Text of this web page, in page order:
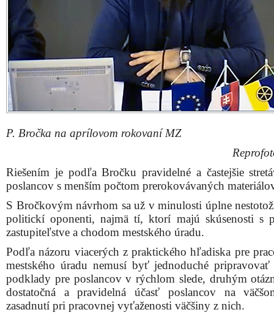
P. Bročka na aprílovom rokovaní MZ
Riešením je podľa Bročku pravidelné a častejšie
poslancov s menším počtom prerokovávaných
S Bročkovým návrhom sa už v minulosti úplne
politickí oponenti, najmä tí, ktorí majú skúsenosti s
zastupiteľstve a chodom mestského úradu.
Podľa názoru viacerých z praktického hľadiska pre
mestského úradu nemusí byť jednoduché
podklady pre poslancov v rýchlom slede, druhým
dostatočná a pravidelná účasť poslancov na
zasadnutí pri pracovnej vyťaženosti väčšiny z nich.